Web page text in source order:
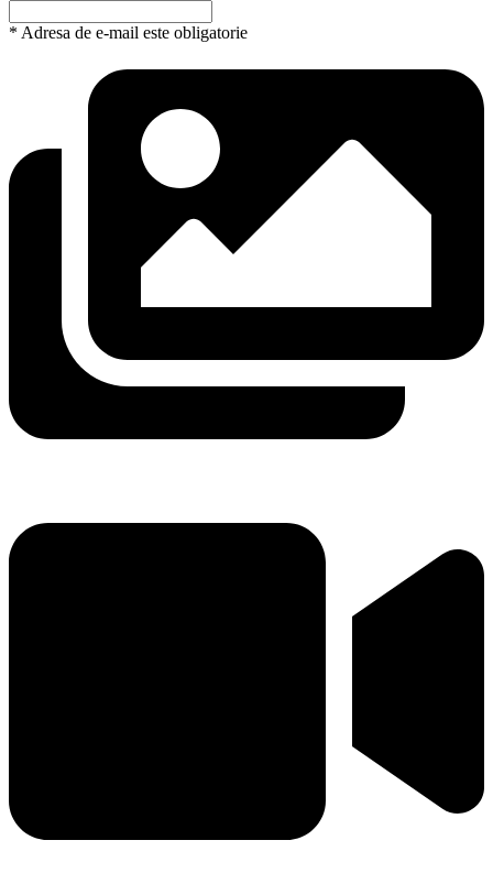
* Adresa de e-mail este obligatorie